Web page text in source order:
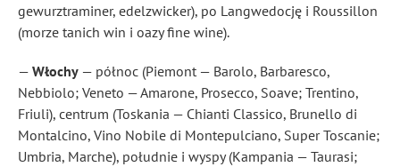
gewurztraminer, edelzwicker), po Langwedocję i Roussillon
(morze tanich win i oazy fine wine).
— Włochy — północ (Piemont — Barolo, Barbaresco,
Nebbiolo; Veneto — Amarone, Prosecco, Soave; Trentino,
Friuli), centrum (Toskania — Chianti Classico, Brunello di
Montalcino, Vino Nobile di Montepulciano, Super Toscanie;
Umbria, Marche), południe i wyspy (Kampania — Taurasi;